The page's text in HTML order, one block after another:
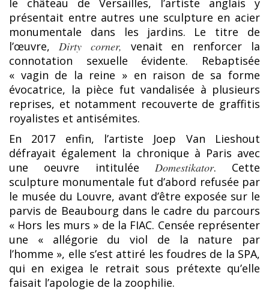
le château de Versailles, l’artiste anglais y
présentait entre autres une sculpture en acier
monumentale dans les jardins. Le titre de
l’œuvre, Dirty corner, venait en renforcer la
connotation sexuelle évidente. Rebaptisée
« vagin de la reine » en raison de sa forme
évocatrice, la pièce fut vandalisée à plusieurs
reprises, et notamment recouverte de graffitis
royalistes et antisémites.
En 2017 enfin, l’artiste Joep Van Lieshout
défrayait également la chronique à Paris avec
une oeuvre intitulée Domestikator. Cette
sculpture monumentale fut d’abord refusée par
le musée du Louvre, avant d’être exposée sur le
parvis de Beaubourg dans le cadre du parcours
« Hors les murs » de la FIAC. Censée représenter
une « allégorie du viol de la nature par
l’homme », elle s’est attiré les foudres de la SPA,
qui en exigea le retrait sous prétexte qu’elle
faisait l’apologie de la zoophilie.